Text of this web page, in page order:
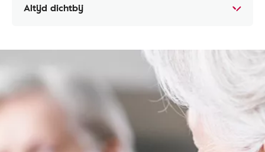
Altijd dichtbij